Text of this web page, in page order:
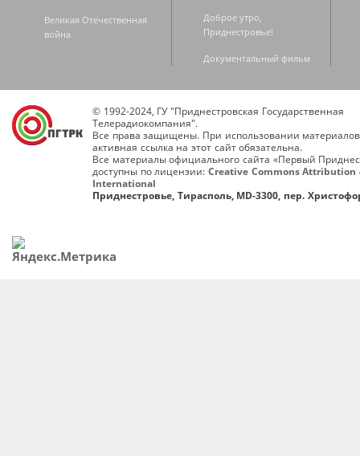
Великая Отечественная
война
Доброе утро,
Приднестровье!
Документальный фильм
© 1992-2024, ГУ "Приднестровская Государственная
Телерадиокомпания".
Все права защищены. При использовании
активная ссылка на этот сайт обязательна.
Все материалы официального сайта «Первый
доступны по лицензии: Creative Commons Attribution
International
Приднестровье, Тирасполь, MD-3300, пер.